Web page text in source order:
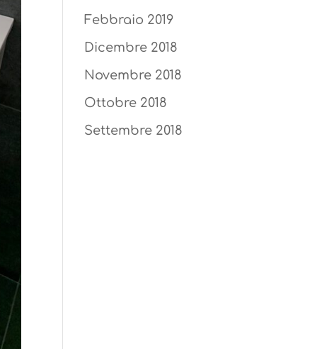
Febbraio 2019
Dicembre 2018
Novembre 2018
Ottobre 2018
Settembre 2018